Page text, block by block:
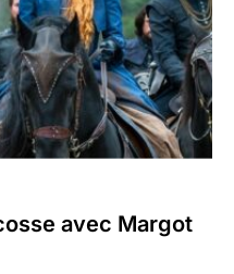
avec Margot